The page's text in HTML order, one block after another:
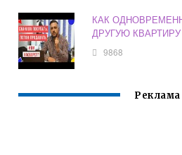
КАК
ДРУГУЮ КВАРТИРУ
9868
Реклама